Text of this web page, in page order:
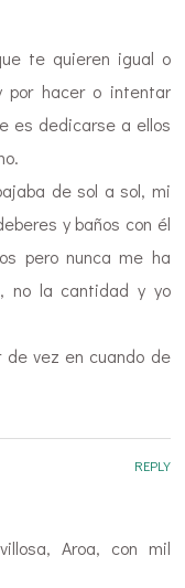
te quieren igual o
por hacer o intentar
es dedicarse a ellos
de sol a sol, mi
y baños con él
pero nunca me ha
no la cantidad y yo
vez en cuando de
Aroa, con mil
REPLY